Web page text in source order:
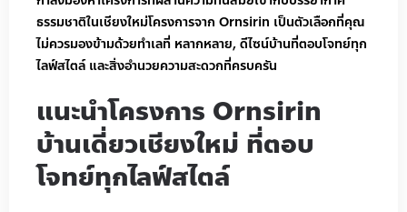
ธรรมชาติในเชียงใหม่โครงการจาก Ornsirin เป็นตัวเลือกที่คุณ
ไม่ควรมองข้ามด้วยทำเลที่ หลากหลาย, ดีไซน์บ้านที่ตอบโจทย์ทุก
ไลฟ์สไตล์ และสิ่งอำนวยความสะดวกที่ครบครัน
แนะนำโครงการ Ornsirin
บ้านเดี่ยวเชียงใหม่ ที่ตอบ
โจทย์ทุกไลฟ์สไตล์